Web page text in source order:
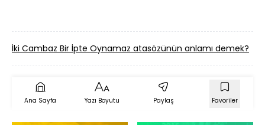
İki Cambaz Bir İpte Oynamaz atasözünün anlamı demek?
Ana Sayfa Yazı Boyutu Paylaş Favoriler